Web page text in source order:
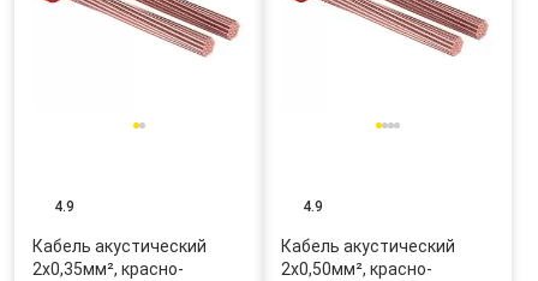
4.9
Кабель акустический
2х0,35мм², красно-
4.9
Кабель акустический
2х0,50мм², красно-